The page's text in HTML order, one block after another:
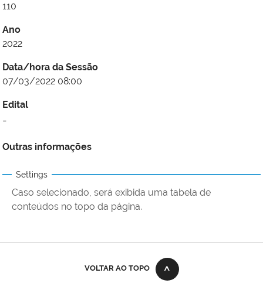
110
Ano
2022
Data/hora da Sessão
07/03/2022 08:00
Edital
-
Outras informações
Settings
Caso selecionado, será exibida uma tabela de
conteúdos no topo da página.
VOLTAR AO TOPO